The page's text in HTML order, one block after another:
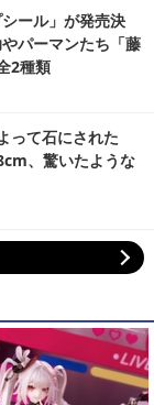
ール」が発売決
パーマンたち「藤
2種類
って石にされた
、驚いたような